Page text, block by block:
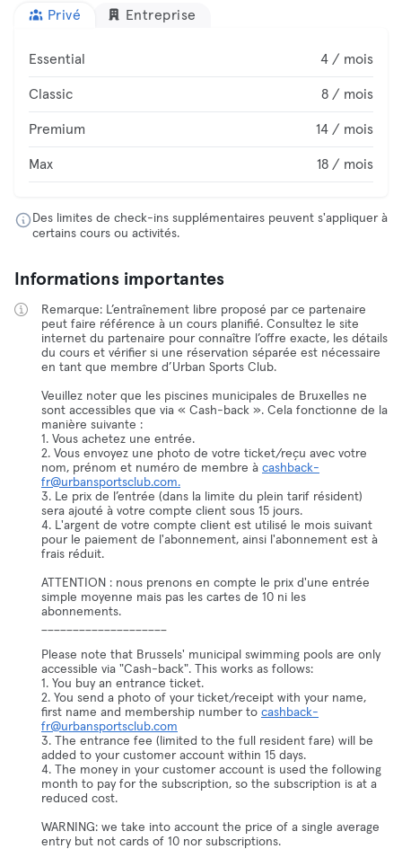
Privé Entreprise
Essential 4 / mois
Classic 8 / mois
Premium 14 / mois
Max 18 / mois
Des limites de check-ins supplémentaires peuvent s'appliquer à
certains cours ou activités.
Informations importantes
Remarque: L’entraînement libre proposé par ce partenaire
peut faire référence à un cours planifié. Consultez le site
internet du partenaire pour connaître l’offre exacte, les détails
du cours et vérifier si une réservation séparée est nécessaire
en tant que membre d’Urban Sports Club.
Veuillez noter que les piscines municipales de Bruxelles ne
sont accessibles que via « Cash-back ». Cela fonctionne de la
manière suivante :
1. Vous achetez une entrée.
2. Vous envoyez une photo de votre ticket/reçu avec votre
nom, prénom et numéro de membre à cashback-
fr@urbansportsclub.com.
3. Le prix de l’entrée (dans la limite du plein tarif résident)
sera ajouté à votre compte client sous 15 jours.
4. L'argent de votre compte client est utilisé le mois suivant
pour le paiement de l'abonnement, ainsi l'abonnement est à
frais réduit.
ATTENTION : nous prenons en compte le prix d'une entrée
simple moyenne mais pas les cartes de 10 ni les
abonnements.
Please note that Brussels' municipal swimming pools are only
accessible via "Cash-back". This works as follows:
1. You buy an entrance ticket.
2. You send a photo of your ticket/receipt with your name,
first name and membership number to cashback-
fr@urbansportsclub.com
3. The entrance fee (limited to the full resident fare) will be
added to your customer account within 15 days.
4. The money in your customer account is used the following
month to pay for the subscription, so the subscription is at a
reduced cost.
WARNING: we take into account the price of a single average
entry but not cards of 10 nor subscriptions.